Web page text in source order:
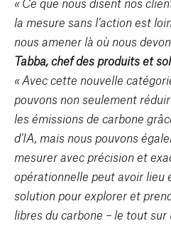
« Ce que nous disent nos
la mesure sans l’action est
nous amener là où nous
Tabba, chef des produits et
« Avec cette nouvelle
pouvons non seulement
les émissions de carbone
d’IA, mais nous pouvons
mesurer avec précision et
opérationnelle peut avoir lieu
solution pour explorer et
libres du carbone – le tout sur